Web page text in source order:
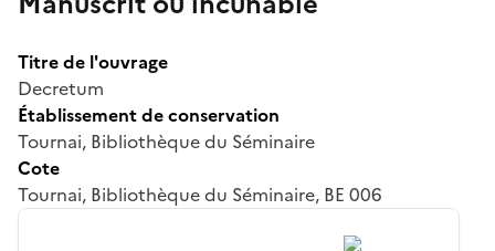
Titre de l'ouvrage
Decretum
Établissement de conservation
Tournai, Bibliothèque du Séminaire
Cote
Tournai, Bibliothèque du Séminaire, BE 006